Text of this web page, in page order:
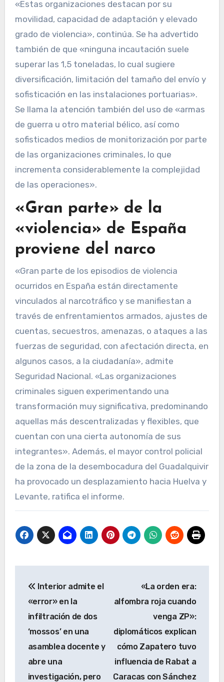
«Estas organizaciones destacan por su
movilidad, capacidad de adaptación y elevado
grado de violencia», continúa. Se ha advertido
también de que «ninguna incautación suele
superar las 1,5 toneladas, lo cual sugiere
diversificación, limitación del tamaño del envío y
sofisticación en las instalaciones portuarias».
Se llama la atención también del uso de «armas
de guerra u otro material bélico, así como
sofisticados medios de monitorización por parte
de las organizaciones criminales, lo que
incrementa considerablemente la complejidad
de las operaciones».
«Gran parte» de la
«violencia» de España
proviene del narco
«Gran parte de los episodios de violencia
ocurridos en España están directamente
vinculados al narcotráfico y se manifiestan a
través de enfrentamientos armados, ajustes de
cuentas, secuestros, amenazas, o ataques a las
fuerzas de seguridad, con afectación directa, en
algunos casos, a la ciudadanía», admite
Seguridad Nacional. «Las organizaciones
criminales siguen experimentando una
transformación muy significativa, predominando
aquellas más descentralizadas y flexibles, que
cuentan con una cierta autonomía de sus
integrantes». Además, el mayor control policial
de la zona de la desembocadura del Guadalquivir
ha provocado un desplazamiento hacia Huelva y
Levante, ratifica el informe.
de
entradas
Interior admite el
«error» en la
infiltración de dos
‘mossos’ en una
asamblea docente y
abre una
investigación, pero
«La orden era:
alfombra roja cuando
venga ZP»:
diplomáticos explican
cómo Zapatero tuvo
influencia de Rabat a
Caracas con Sánchez